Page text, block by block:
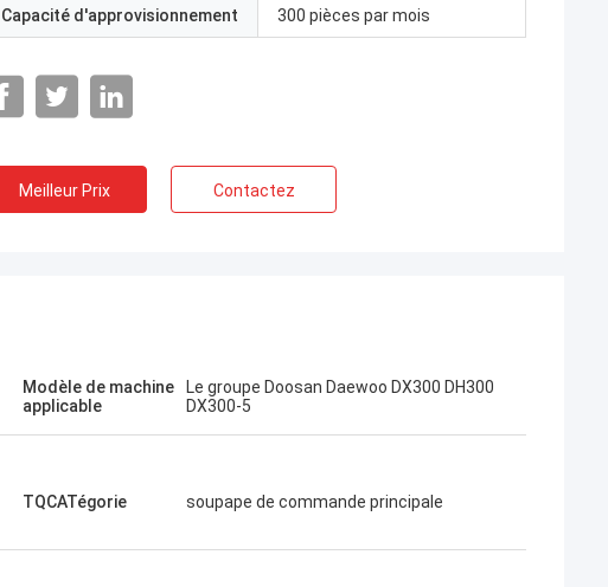
Jose
rapide. Très bon prix. Je veux commander
Capacité d'approvisionnement 300 pièces par mois
Meilleur Prix Contactez
Modèle de machine
applicable
Le groupe Doosan Daewoo DX300 DH300
DX300-5
TQCATégorie soupape de commande principale